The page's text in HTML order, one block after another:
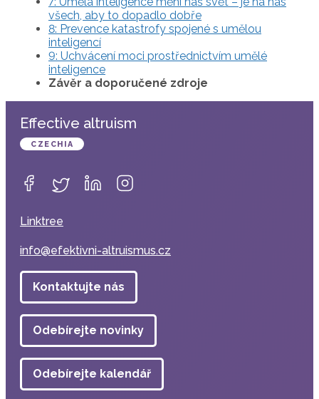
všech, aby to dopadlo dobře
8: Prevence katastrofy spojené s umělou
inteligencí
9: Uchvácení moci prostřednictvím umělé
inteligence
Závěr a doporučené zdroje
Effective altruism
CZECHIA
Linktree
info@efektivni-altruismus.cz
Kontaktujte nás
Odebírejte novinky
Odebírejte kalendář